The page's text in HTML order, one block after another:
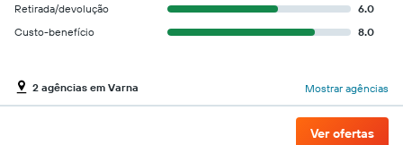
Retirada/devolução
6.0
Custo-benefício
8.0
2 agências em Varna Mostrar agências
Ver ofertas